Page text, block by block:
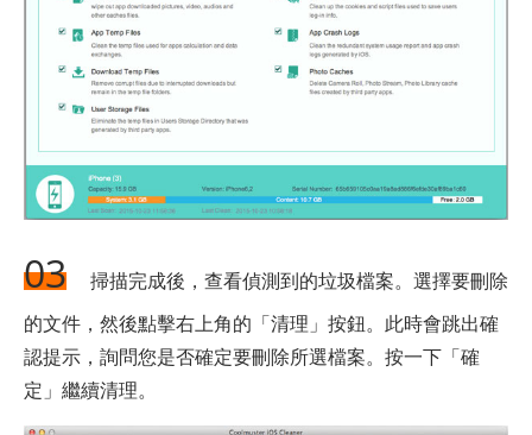
03
掃描完成後，查看偵測到的垃圾檔案。選擇要刪除
的文件，然後點擊右上角的「清理」按鈕。此時會跳出確
認提示，詢問您是否確定要刪除所選檔案。按一下「確
定」繼續清理。